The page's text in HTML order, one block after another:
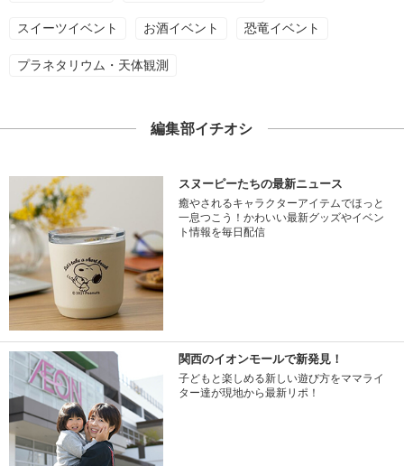
スイーツイベント お酒イベント 恐竜イベント
プラネタリウム・天体観測
編集部イチオシ
スヌーピーたちの最新ニュース
癒やされるキャラクターアイテムでほっと
一息つこう！かわいい最新グッズやイベン
ト情報を毎日配信
関西のイオンモールで新発見！
子どもと楽しめる新しい遊び方をママライ
ター達が現地から最新リポ！